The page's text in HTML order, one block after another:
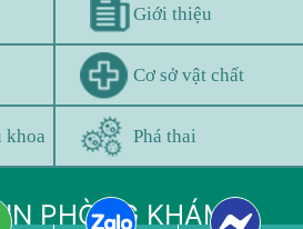
Giới thiệu
Cơ sở vật chất
khoa Phá thai
PHÒNG KHÁM